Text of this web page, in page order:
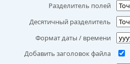
Разделитель полей
Десятичный разделитель
Формат даты / времени
Добавить заголовок файла